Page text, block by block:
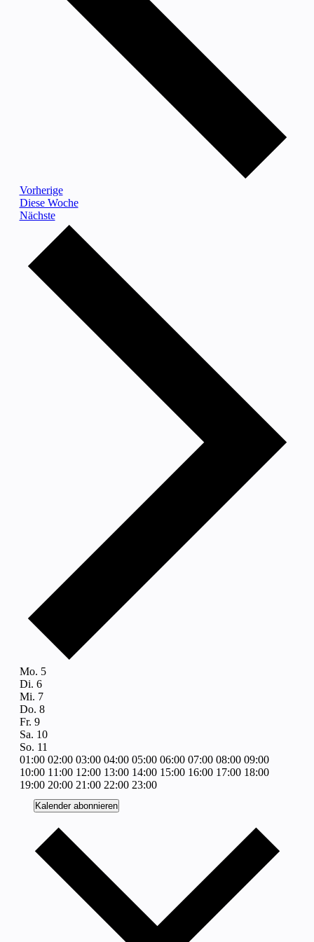
Vorherige
Diese Woche
Nächste
Woche
von
Veranstaltungen
Mo. 5
Di. 6
Mi. 7
Do. 8
Fr. 9
Sa. 10
So. 11
00:00
01:00 02:00 03:00 04:00 05:00 06:00 07:00 08:00 09:00
10:00 11:00 12:00 13:00 14:00 15:00 16:00 17:00 18:00
19:00 20:00 21:00 22:00 23:0000:00
Montag,
Januar
2026
Keine
Veranstaltungen
diesem
Tag.
Dienstag,
Januar
2026
Keine
Veranstaltungen
diesem
Tag.
Mittwoch,
Januar
2026
Keine
Veranstaltungen
diesem
Tag.
Donnerstag,
Januar
2026
Keine
Veranstaltungen
diesem
Tag.
Freitag,
Januar
2026
Keine
Veranstaltungen
diesem
Tag.
Samstag,
Januar
2026
Keine
Veranstaltungen
diesem
Tag.
Sonntag,
Januar
2026
Keine
Veranstaltungen
diesem
Tag.
Kalender abonnieren